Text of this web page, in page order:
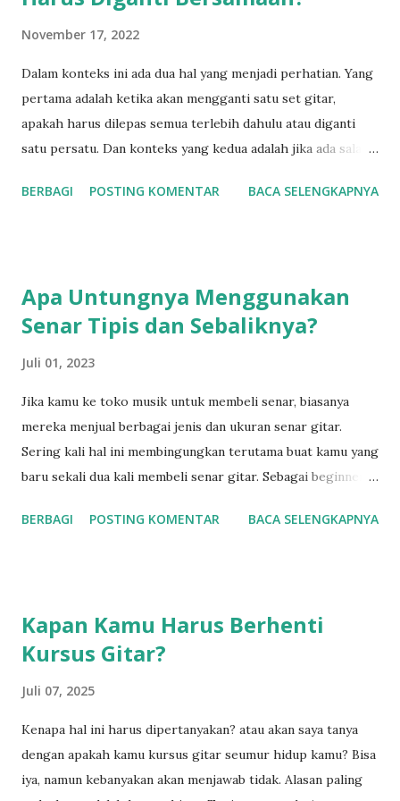
November 17, 2022
Dalam konteks ini ada dua hal yang menjadi perhatian. Yang
pertama adalah ketika akan mengganti satu set gitar,
apakah harus dilepas semua terlebih dahulu atau diganti
satu persatu. Dan konteks yang kedua adalah jika ada salah
menggantinya dengan senar yang putus tadi atau
pertama kali mengganti senar satu set. Apakah senar harus
saya lepas semua, lalu memasangnya semuanya. Atau
semar yang baru? Buat kamu saja yang mengalami
kebingungan sama seperti saya dulu, pada dasarnya semua
cara tadi diperbolehkan. Setidaknya dari pengalaman saya,.
Saya mencoba dua cara tadi dan kedua menurut saya cukup
aman.Tidak ada pengaruh pada settingan neck pada gitar.
kita mengganti senar g...
BERBAGI POSTING KOMENTAR BACA SELENGKAPNYA
Apa Untungnya Menggunakan
Senar Tipis dan Sebaliknya?
Juli 01, 2023
Jika kamu ke toko musik untuk membeli senar, biasanya
mereka menjual berbagai jenis dan ukuran senar gitar.
Sering kali hal ini membingungkan terutama buat kamu yang
baru sekali dua kali membeli senar gitar. Sebagai beginner
sama. Kenyataannya tidak. Ambil contoh saja senar gitar
6 walaupun ukuran senar satunya sama. Pastinya jika kamu
akan menggunakan ukuran senar yang berbeda kamu harus
akan berpengaruh pada tegangan (stress/tarikan) pada
neck dan bodi gitar. Jika seting pada neck gitar tidak
sepadan dengan dengan tarikan senar gitar maka neck gitar
berpotensi menjadi bengkok. Secara langsung ketebalan
BERBAGI POSTING KOMENTAR BACA SELENGKAPNYA
Kapan Kamu Harus Berhenti
Kursus Gitar?
Juli 07, 2025
Kenapa hal ini harus dipertanyakan? atau akan saya tanya
dengan apakah kamu kursus gitar seumur hidup kamu? Bisa
iya, namun kebanyakan akan menjawab tidak. Alasan paling